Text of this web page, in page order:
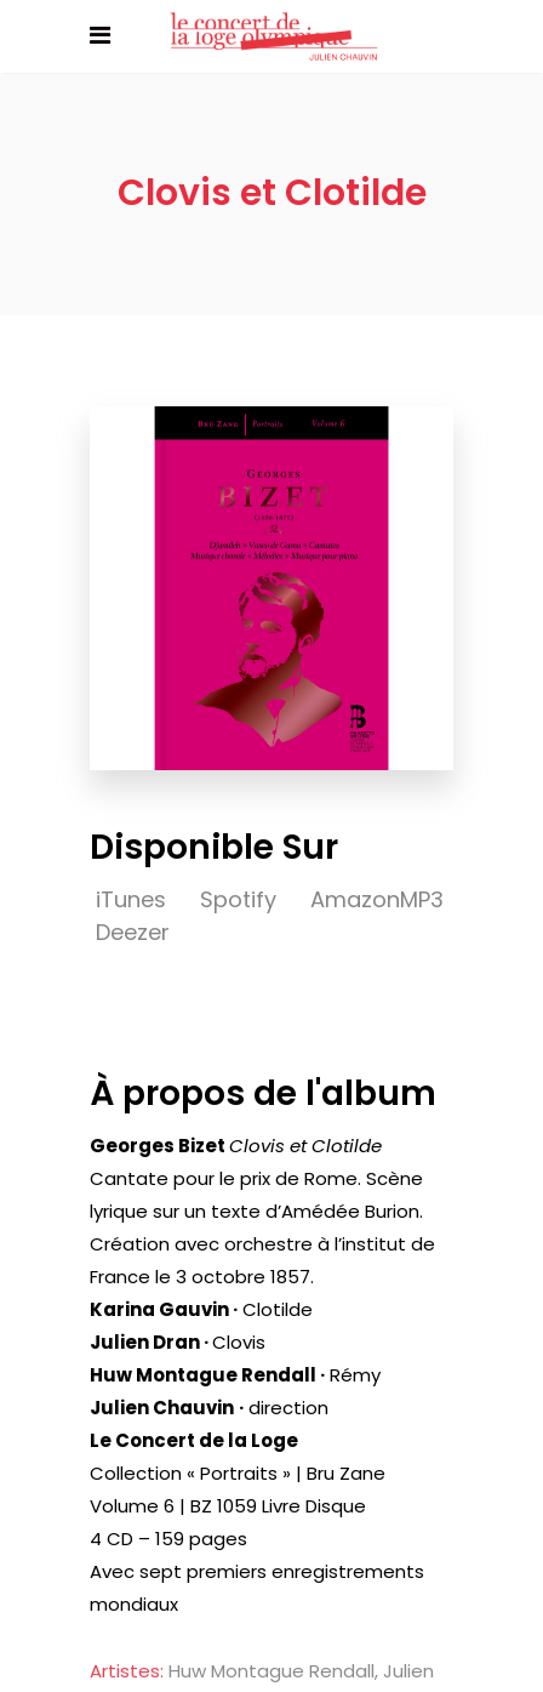
Clovis et Clotilde
Disponible Sur
iTunes Spotify
AmazonMP3
Deezer
À propos de l'album
Georges BizetClovis et Clotilde
Cantate pour le prix de Rome. Scène
lyrique sur un texte d’Amédée Burion.
Création avec orchestre à l’institut de
France le 3 octobre 1857.
Karina Gauvin ·Clotilde
Julien Dran ·Clovis
Huw Montague Rendall ·Rémy
Julien Chauvin ·direction
Le Concert de la Loge
Collection « Portraits » | Bru Zane
Volume 6 | BZ 1059 Livre Disque
4 CD – 159 pages
Avec sept premiers enregistrements
mondiaux
Artistes: Huw Montague Rendall, Julien